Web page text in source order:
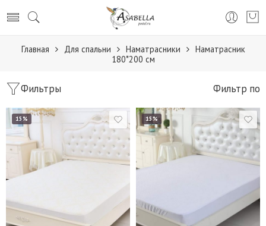
Главная Для спальни Наматрасники
Наматрасник
180*200 см
Фильтры Фильтр по
15%
90*200 см.
140*200 см.
15%
90*190 см.
140*200 см.